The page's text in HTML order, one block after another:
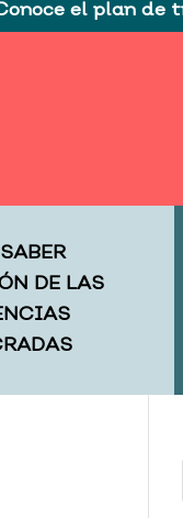
el plan de
DE LAS